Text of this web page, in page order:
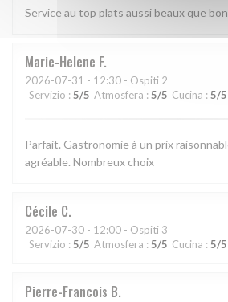
Service au top plats aussi beaux que
Marie-Helene F
2026-07-31 - 12:30 - Ospiti 2
Servizio : 5/5 Atmosfera : 5/5 Cucina : 5/5
Parfait. Gastronomie à un prix
agréable. Nombreux choix
Cécile C
2026-07-30 - 12:00 - Ospiti 3
Servizio : 5/5 Atmosfera : 5/5 Cucina : 5/5
Pierre-Francois B